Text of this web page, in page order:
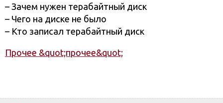
– Зачем нужен терабайтный диск
– Чего на диске не было
– Кто записал терабайтный диск
Прочее &quot;прочее&quot;